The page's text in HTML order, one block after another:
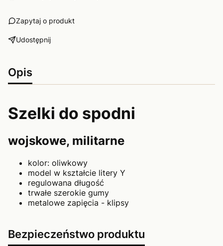
Zapytaj o produkt
Udostępnij
Opis
Szelki do spodni
wojskowe, militarne
kolor: oliwkowy
model w kształcie litery Y
regulowana długość
trwałe szerokie gumy
metalowe zapięcia - klipsy
Bezpieczeństwo produktu